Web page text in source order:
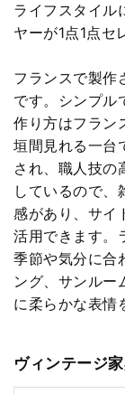
ライフスタイル
ヤーが1点1点セ
フランスで製作
です。シンプル
作り方はフラン
垣間見れる一台
され、職人技の
しているので、
感があり、サイ
活用できます。
季節や気分に合
ング、サンルー
に柔らかな表情
ヴィンテージ